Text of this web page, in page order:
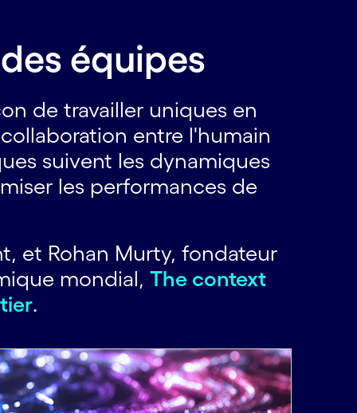
équipes
de travailler uniques en
entre l'humain
suivent les dynamiques
les performances de
et Rohan Murty, fondateur
mondial, The context
.